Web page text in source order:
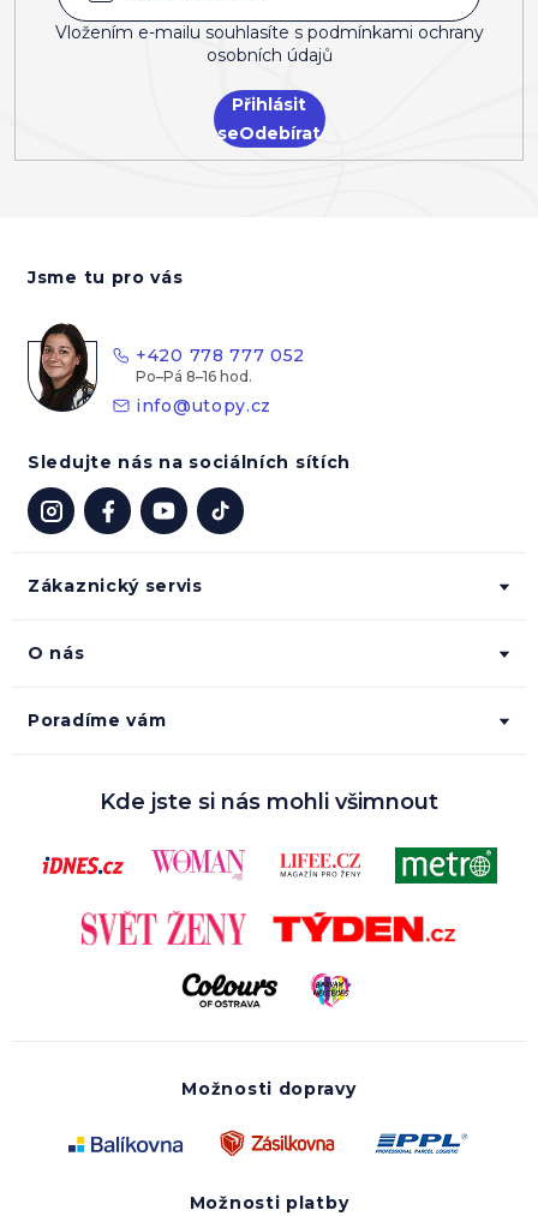
Vložením e-mailu souhlasíte s podmínkami ochrany
osobních údajů
Přihlásit
se
Zákaznický servis
O nás
Poradíme vám
Jsme tu pro vás
+420 778 777 052
info@utopy.cz
Sledujte nás na sociálních sítích
Kde jste si nás mohli všimnout
Možnosti dopravy
Možnosti platby